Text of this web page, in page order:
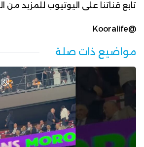
تابع قناتنا على اليوتيوب للمزيد من
@Kooralife
مواضيع ذات صلة